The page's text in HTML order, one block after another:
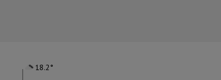
18.2°